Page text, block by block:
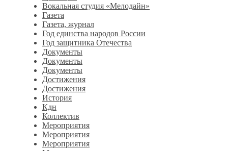
Вокальная студия «Мелодайн»
Газета
Газета, журнал
Год единства народов России
Год защитника Отечества
Документы
Документы
Документы
Достижения
Достижения
История
Кдн
Коллектив
Мероприятия
Мероприятия
Мероприятия